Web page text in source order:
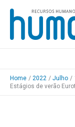
Skip
content
Home 2022 Julho
Estágios de verão